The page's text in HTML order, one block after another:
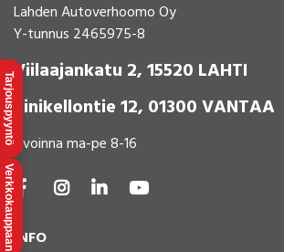
Lahden Autoverhoomo Oy
Y-tunnus 2465975-8
Viilaajankatu 2, 15520 LAHTI
Sinikellontie 12, 01300 VANTAA
Avoinna ma-pe 8-16
INFO
Tarjouspyyntö
Verkkokauppaan